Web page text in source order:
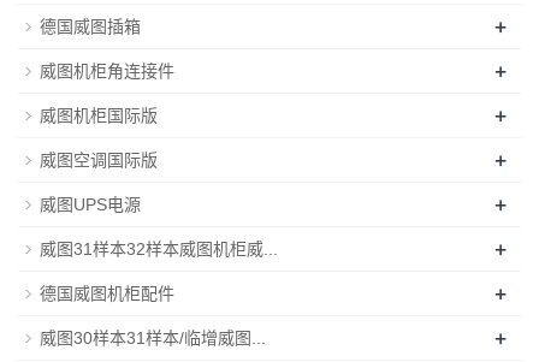
德国威图插箱 +
威图机柜角连接件 +
威图机柜国际版 +
威图空调国际版 +
威图UPS电源 +
威图31样本32样本威图机柜威... +
德国威图机柜配件 +
威图30样本31样本/临增威图... +